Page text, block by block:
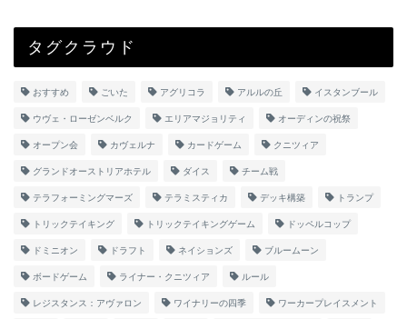
タグクラウド
おすすめ ごいた アグリコラ アルルの丘 イスタンブール
ウヴェ・ローゼンベルク エリアマジョリティ オーディンの祝祭
オープン会 カヴェルナ カードゲーム クニツィア
グランドオーストリアホテル ダイス チーム戦
テラフォーミングマーズ テラミスティカ デッキ構築 トランプ
トリックテイキング トリックテイキングゲーム ドッペルコップ
ドミニオン ドラフト ネイションズ ブルームーン
ボードゲーム ライナー・クニツィア ルール
レジスタンス：アヴァロン ワイナリーの四季 ワーカープレイスメント